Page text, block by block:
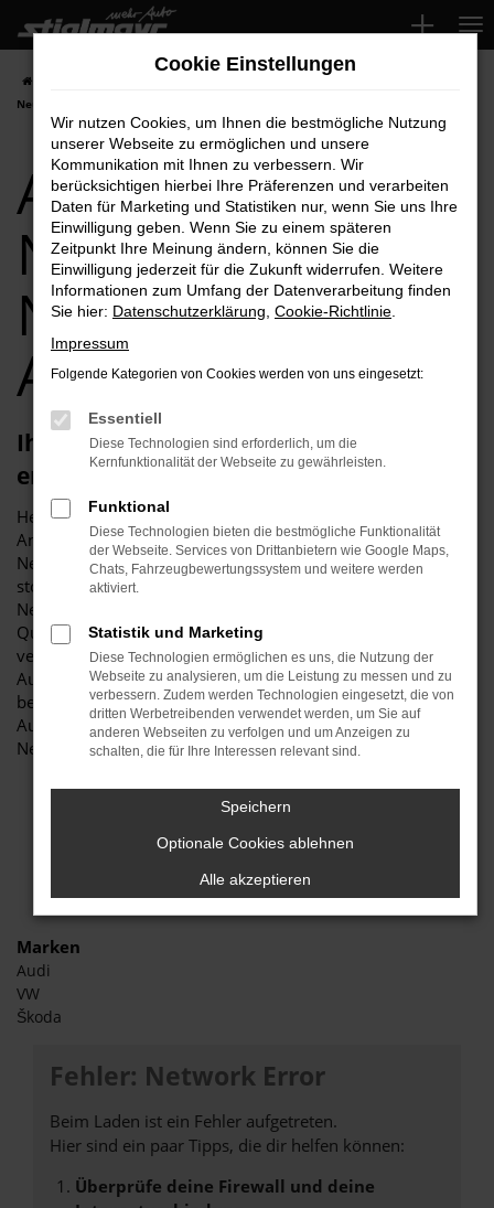
Zum
Hauptinhalt
springen
Neuburg Top-Angebote
Audi A6
Neuwagen für
Neuburg Top-
Angebote
Ihren Audi A6 Neuwagen für Neuburg
erhalten Sie im Autohaus Stiglmayr
Herzlich willkommen bei Autohaus Stiglmayr – Ihre erste
Anlaufstelle für exzellente Audi A6 Neuwagen Fahrzeuge für
Neuburg und Umgebung! Unser renommiertes Autohaus ist
stolz darauf, Ihnen eine herausragende Auswahl an Audi A6
Neuwagen zu präsentieren, die höchste Standards in Sachen
Qualität und Leistung erfüllen. Wir sind seit Jahren Ihr
vertrauenswürdiger Partner, wenn es um erstklassige
Automobile geht. Erfahren Sie mehr über unsere
beeindruckende Audi A6 Neuwagen Flotte und warum
Autohaus Stiglmayr die bevorzugte Adresse für Audi A6
Neuwagen Liebhaber ist.
Marken
Audi
VW
Škoda
Fehler: Network Error
Beim Laden ist ein Fehler aufgetreten.
Hier sind ein paar Tipps, die dir helfen können:
Überprüfe deine Firewall und deine
Cookie Einstellungen
Wir nutzen Cookies, um Ihnen die bestmögliche Nutzung
unserer Webseite zu ermöglichen und unsere
Kommunikation mit Ihnen zu verbessern. Wir
berücksichtigen hierbei Ihre Präferenzen und verarbeiten
Daten für Marketing und Statistiken nur, wenn Sie uns Ihre
Einwilligung geben. Wenn Sie zu einem späteren
Zeitpunkt Ihre Meinung ändern, können Sie die
Einwilligung jederzeit für die Zukunft widerrufen. Weitere
Informationen zum Umfang der Datenverarbeitung finden
Sie hier: Datenschutzerklärung Cookie-Richtlinie
Impressum
Folgende Kategorien von Cookies werden von uns eingesetzt:
Essentiell
Diese Technologien sind erforderlich, um die
Kernfunktionalität der Webseite zu gewährleisten.
Funktional
Diese Technologien bieten die bestmögliche Funktionalität
der Webseite. Services von Drittanbietern wie Google Maps,
Chats, Fahrzeugbewertungssystem und weitere werden
aktiviert.
Statistik und Marketing
Diese Technologien ermöglichen es uns, die Nutzung der
Webseite zu analysieren, um die Leistung zu messen und zu
verbessern. Zudem werden Technologien eingesetzt, die von
dritten Werbetreibenden verwendet werden, um Sie auf
anderen Webseiten zu verfolgen und um Anzeigen zu
schalten, die für Ihre Interessen relevant sind.
Speichern
Optionale Cookies ablehnen
Alle akzeptieren